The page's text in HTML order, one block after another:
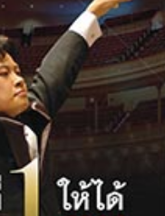
wishlist